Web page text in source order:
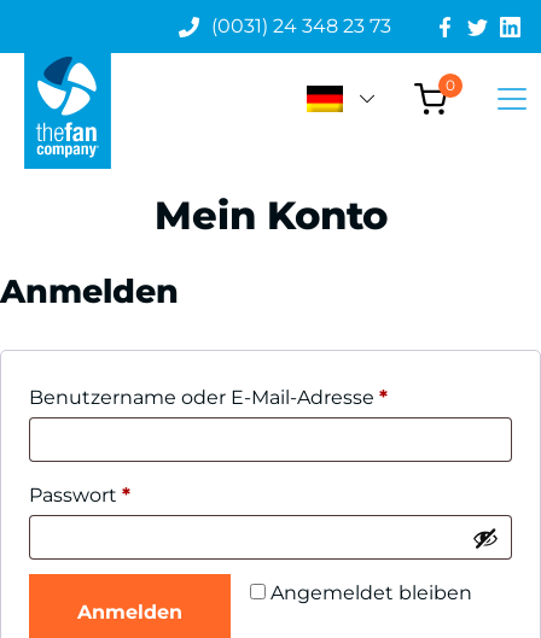
(0031) 24 348 23 73
0
Mein Konto
Anmelden
Benutzername oder E-Mail-Adresse *Erforderlich
Passwort *Erforderlich
Angemeldet bleiben
Anmelden